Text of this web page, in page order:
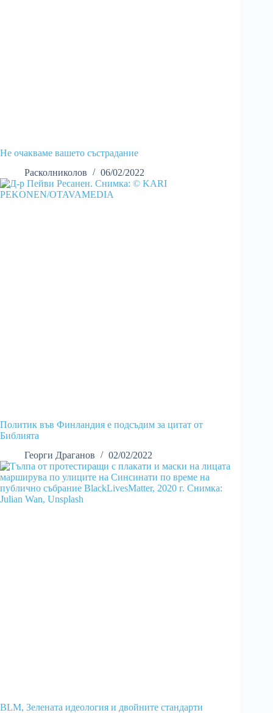
Не очакваме вашето състрадание
Расколниколов
06/02/2022
Политик във Финландия е подсъдим за цитат от
Библията
Георги Драганов
02/02/2022
BLM, Зелената идеология и двойните стандарти